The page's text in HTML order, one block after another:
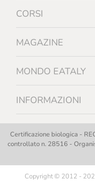
CORSI
MAGAZINE
MONDO EATALY
INFORMAZIONI
Certificazione biologica -
controllato n. 28516 -
Copyright © 2012 -